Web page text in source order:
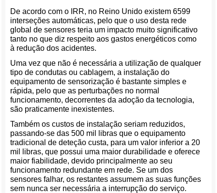
De acordo com o IRR, no Reino Unido existem 6599
interseções automáticas, pelo que o uso desta rede
global de sensores teria um impacto muito significativo
tanto no que diz respeito aos gastos energéticos como
à redução dos acidentes.
Uma vez que não é necessária a utilização de qualquer
tipo de condutas ou cablagem, a instalação do
equipamento de sensorização é bastante simples e
rápida, pelo que as perturbações no normal
funcionamento, decorrentes da adoção da tecnologia,
são praticamente inexistentes.
Também os custos de instalação seriam reduzidos,
passando-se das 500 mil libras que o equipamento
tradicional de deteção custa, para um valor inferior a 20
mil libras, que possui uma maior durabilidade e oferece
maior fiabilidade, devido principalmente ao seu
funcionamento redundante em rede. Se um dos
sensores falhar, os restantes assumem as suas funções
sem nunca ser necessária a interrupção do serviço.